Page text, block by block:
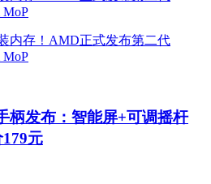
柄发布：智能屏+可调摇杆
元